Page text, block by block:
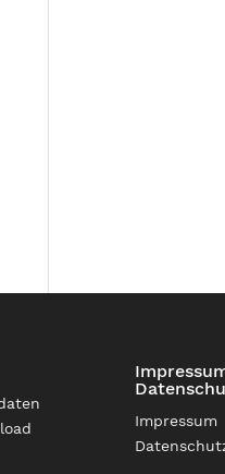
Impressum